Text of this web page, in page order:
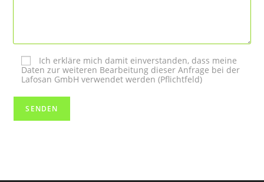
Ich erkläre mich damit einverstanden, dass meine
Daten zur weiteren Bearbeitung dieser Anfrage bei der
Lafosan GmbH verwendet werden (Pflichtfeld)